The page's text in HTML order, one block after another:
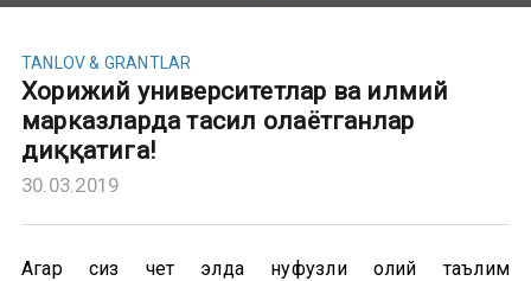
TANLOV & GRANTLAR
Хорижий университетлар ва илмий
марказларда таҳсил олаётганлар
диққатига!
30.03.2019
Агар сиз чет элда нуфузли олий таълим